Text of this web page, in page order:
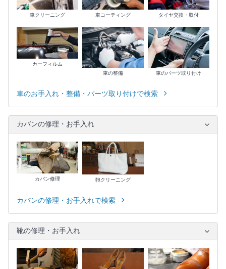
車クリーニング 車コーティング タイヤ交換・取付
カーフィルム
車の整備
車のパーツ取り付け
車のお手入れ・整備・パーツ取り付けで検索
カバンの修理・お手入れ
カバン修理 鞄クリーニング
カバンの修理・お手入れで検索
靴の修理・お手入れ